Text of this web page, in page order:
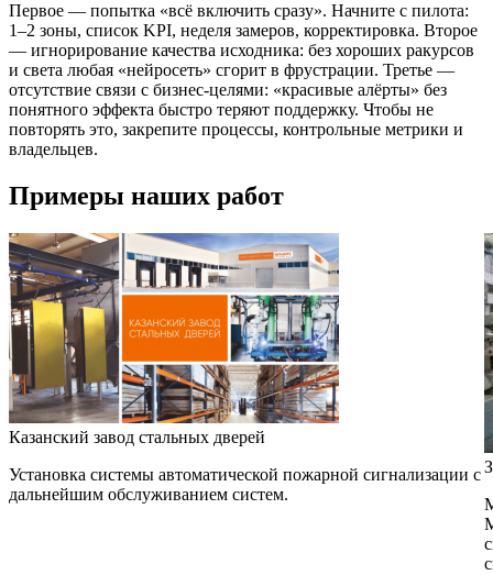
Первое — попытка «всё включить сразу». Начните с пилота:
1–2 зоны, список KPI, неделя замеров, корректировка. Второе
— игнорирование качества исходника: без хороших ракурсов
и света любая «нейросеть» сгорит в фрустрации. Третье —
отсутствие связи с бизнес-целями: «красивые алёрты» без
понятного эффекта быстро теряют поддержку. Чтобы не
повторять это, закрепите процессы, контрольные метрики и
владельцев.
Примеры наших работ
Казанский завод стальных дверей
Установка системы автоматической пожарной сигнализации с
дальнейшим обслуживанием систем.